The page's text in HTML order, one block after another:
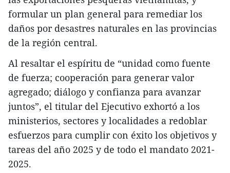
formular un plan general para remediar los
daños por desastres naturales en las provincias
de la región central.
Al resaltar el espíritu de “unidad como fuente
de fuerza; cooperación para generar valor
agregado; diálogo y confianza para avanzar
juntos”, el titular del Ejecutivo exhortó a los
ministerios, sectores y localidades a redoblar
esfuerzos para cumplir con éxito los objetivos y
tareas del año 2025 y de todo el mandato 2021-
2025.